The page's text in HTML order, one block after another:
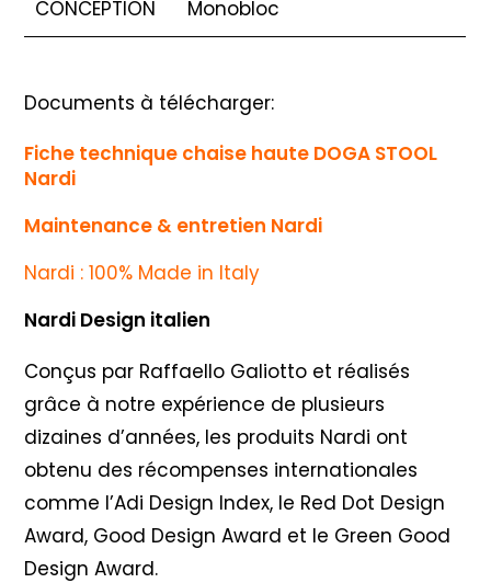
CONCEPTION Monobloc
Documents à télécharger:
Fiche technique chaise haute DOGA STOOL
Nardi
Maintenance & entretien Nardi
Nardi : 100% Made in Italy
Nardi Design italien
Conçus par Raffaello Galiotto et réalisés
grâce à notre expérience de plusieurs
dizaines d’années, les produits Nardi ont
obtenu des récompenses internationales
comme l’Adi Design Index, le Red Dot Design
Award, Good Design Award et le Green Good
Design Award.